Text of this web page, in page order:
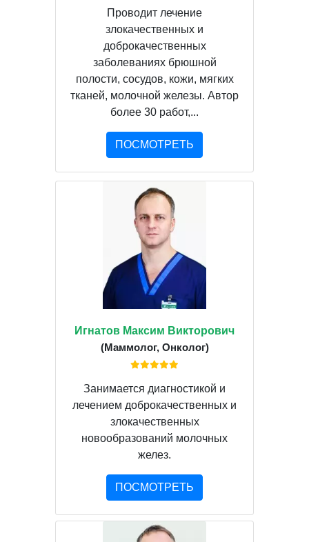
Проводит лечение
злокачественных и
доброкачественных
заболеваниях брюшной
полости, сосудов, кожи, мягких
тканей, молочной железы. Автор
более 30 работ,...
ПОСМОТРЕТЬ
Игнатов Максим Викторович
(Маммолог, Онколог)
Занимается диагностикой и
лечением доброкачественных и
злокачественных
новообразований молочных
желез.
ПОСМОТРЕТЬ